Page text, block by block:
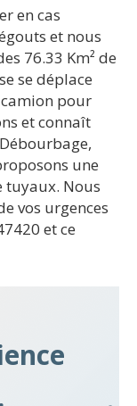
en cas
et nous
76.33 Km² de
se déplace
pour
et connaît
une
tuyaux. Nous
vos urgences
et ce